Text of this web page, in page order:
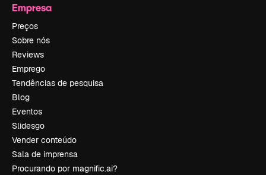
Empresa
Preços
Sobre nós
Reviews
Emprego
Tendências de pesquisa
Blog
Eventos
Slidesgo
Vender conteúdo
Sala de imprensa
Procurando por magnific.ai?